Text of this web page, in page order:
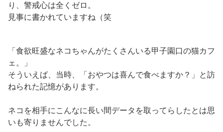
り、警戒心は全くゼロ。
見事に書かれていますね（笑
「食欲旺盛なネコちゃんがたくさんいる甲子園口の猫カフ
ェ。」
そういえば、当時、「おやつは喜んで食べますか？」と訪
ねられた記憶があります。
ネコを相手にこんなに長い間データを取ってらしたとは思
いも寄りませんでした。